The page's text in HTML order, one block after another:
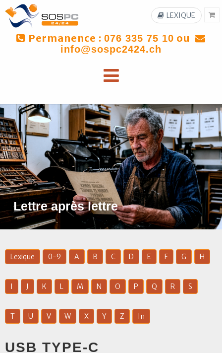
Permanence : 076 335 75 10 ou
info@sospc2424.ch
LEXIQUE
Lettre après lettre
Lexique 0-9 A B C D E F G H
I J K L M N O P Q R S
T U V W X Y Z In
USB TYPE-C